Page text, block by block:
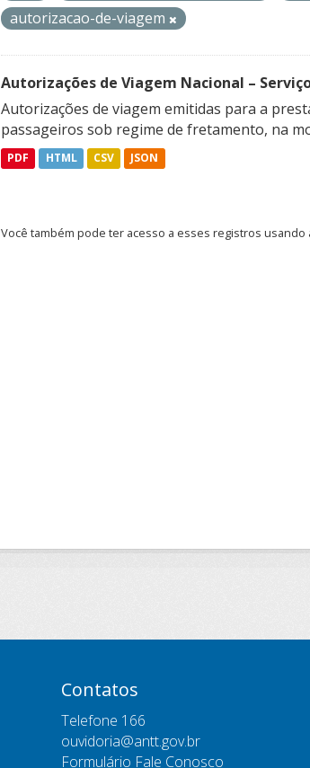
autorizacao-de-viagem
Autorizações de Viagem Nacional –
Autorizações de viagem emitidas para a
passageiros sob regime de fretamento, na
PDF HTML CSV JSON
Você também pode ter acesso a esses registros usando
Contatos
Telefone 166
ouvidoria@antt.gov.br
Formulário Fale Conosco